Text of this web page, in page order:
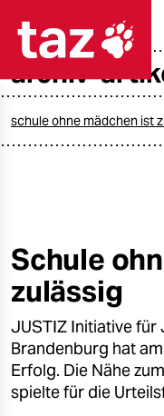
öko
gesellschaft
kultur
sport
archiv-
schule ohne mädchen ist
Schule
zulässig
JUSTIZ Initiative für
Brandenburg hat
Erfolg. Die Nähe
spielte für die